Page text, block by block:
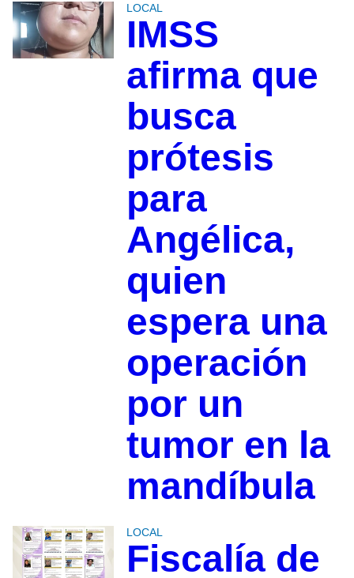
LOCAL
IMSS
afirma que
busca
prótesis
para
Angélica,
quien
espera una
operación
por un
tumor en la
mandíbula
LOCAL
Fiscalía de